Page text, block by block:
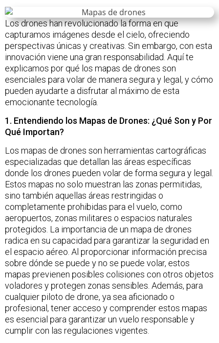
Los drones han revolucionado la forma en que
capturamos imágenes desde el cielo, ofreciendo
perspectivas únicas y creativas. Sin embargo, con esta
innovación viene una gran responsabilidad. Aquí te
explicamos por qué los mapas de drones son
esenciales para volar de manera segura y legal, y cómo
pueden ayudarte a disfrutar al máximo de esta
emocionante tecnología.
1. Entendiendo los Mapas de Drones: ¿Qué Son y Por
Qué Importan?
Los mapas de drones son herramientas cartográficas
especializadas que detallan las áreas específicas
donde los drones pueden volar de forma segura y legal.
Estos mapas no solo muestran las zonas permitidas,
sino también aquellas áreas restringidas o
completamente prohibidas para el vuelo, como
aeropuertos, zonas militares o espacios naturales
protegidos. La importancia de un mapa de drones
radica en su capacidad para garantizar la seguridad en
el espacio aéreo. Al proporcionar información precisa
sobre dónde se puede y no se puede volar, estos
mapas previenen posibles colisiones con otros objetos
voladores y protegen zonas sensibles. Además, para
cualquier piloto de drone, ya sea aficionado o
profesional, tener acceso y comprender estos mapas
es esencial para garantizar un vuelo responsable y
cumplir con las regulaciones vigentes.